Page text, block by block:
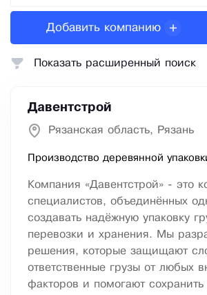
Добавить компанию
Давентстрой
Рязанская область, Рязань
Производство деревянной
Компания «Давентстрой» - это
специалистов, объединённых
создавать надёжную упаковку
перевозки и хранения. Мы
решения, которые защищают
ответственные грузы от любых
факторов и помогают
Показать расширенный поиск